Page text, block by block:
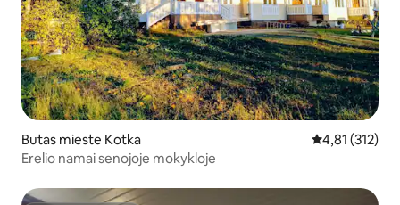
Butas mieste Kotka Vidutinis
4,81 (312)
Erelio namai senojoje mokykloje